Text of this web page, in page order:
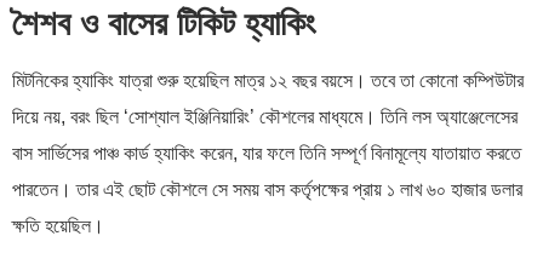
শৈশব ও বাসের টিকিট হ্যাকিং
মিটনিকের হ্যাকিং যাত্রা শুরু হয়েছিল মাত্র ১২ বছর বয়সে। তবে তা কোনো কম্পিউটার
দিয়ে নয়, বরং ছিল ‘সোশ্যাল ইঞ্জিনিয়ারিং’ কৌশলের মাধ্যমে। তিনি লস অ্যাঞ্জেলেসের
বাস সার্ভিসের পাঞ্চ কার্ড হ্যাকিং করেন, যার ফলে তিনি সম্পূর্ণ বিনামূল্যে যাতায়াত করতে
পারতেন। তার এই ছোট কৌশলে সে সময় বাস কর্তৃপক্ষের প্রায় ১ লাখ ৬০ হাজার ডলার
ক্ষতি হয়েছিল।